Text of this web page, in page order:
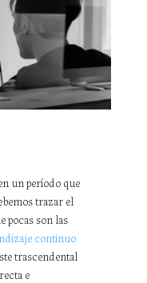
un período que
trazar el
pocas son las
continuo
trascendental
e